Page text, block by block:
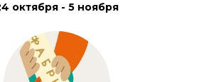
октября - 5 ноября